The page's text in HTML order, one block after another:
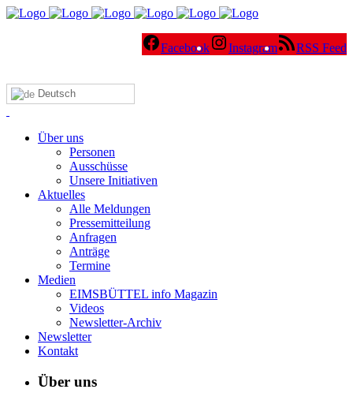
Facebook Instagram RSS Feed
Deutsch
Über uns
Personen
Ausschüsse
Unsere Initiativen
Aktuelles
Alle Meldungen
Pressemitteilung
Anfragen
Anträge
Termine
Medien
EIMSBÜTTEL info Magazin
Videos
Newsletter-Archiv
Newsletter
Kontakt
Über uns